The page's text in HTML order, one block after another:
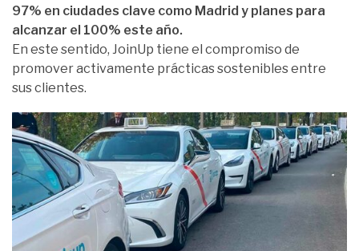
97% en ciudades clave como Madrid y planes para
alcanzar el 100% este año.
En este sentido, JoinUp tiene el compromiso de
promover activamente prácticas sostenibles entre
sus clientes.